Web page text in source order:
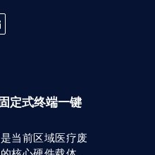
定式终端一键
当前区域医疗废